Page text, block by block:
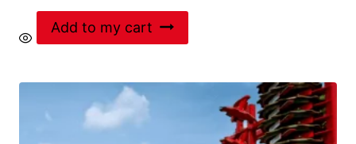
Add to my cart